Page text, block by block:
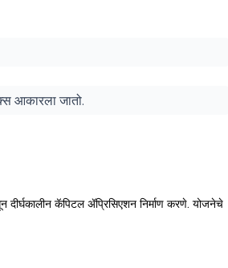
आकारला जातो.
कॅपिटल ॲप्रिसिएशन निर्माण करणे. योजनेचे